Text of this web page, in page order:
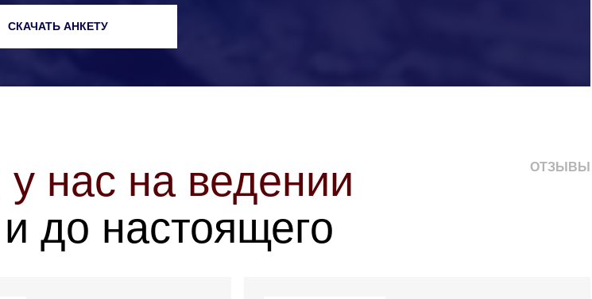
СКАЧАТЬ АНКЕТУ
у нас на ведении
и до настоящего
ОТЗЫВЫ